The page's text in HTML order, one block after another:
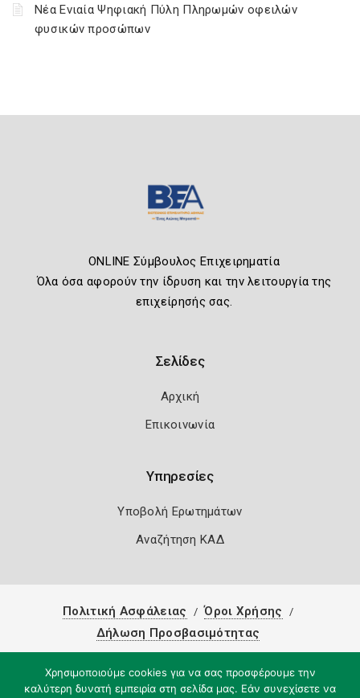
Νέα Ενιαία Ψηφιακή Πύλη Πληρωμών οφειλών
φυσικών προσώπων
ONLINE Σύμβουλος Επιχειρηματία
Όλα όσα αφορούν την ίδρυση και την λειτουργία της
επιχείρησής σας.
Σελίδες
Αρχική
Επικοινωνία
Υπηρεσίες
Υποβολή Ερωτημάτων
Αναζήτηση ΚΑΔ
Πολιτική Ασφάλειας
Όροι Χρήσης
Δήλωση Προσβασιμότητας
Χρησιμοποιούμε cookies για να σας προσφέρουμε την
καλύτερη δυνατή εμπειρία στη σελίδα μας. Εάν συνεχίσετε να